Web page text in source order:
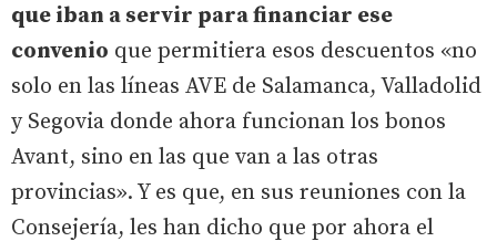
que iban a servir para financiar ese
convenio que permitiera esos descuentos «no
solo en las líneas AVE de Salamanca, Valladolid
y Segovia donde ahora funcionan los bonos
Avant, sino en las que van a las otras
provincias». Y es que, en sus reuniones con la
Consejería, les han dicho que por ahora el